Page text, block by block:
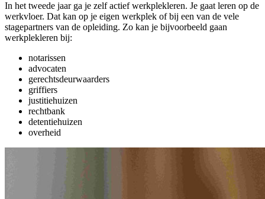
In het tweede jaar ga je zelf actief werkplekleren. Je gaat leren op de
werkvloer. Dat kan op je eigen werkplek of bij een van de vele
stage­partners van de opleiding. Zo kan je bijvoorbeeld gaan
werkplek­leren bij:
notarissen
advocaten
gerechts­deurwaarders
griffiers
justitiehuizen
rechtbank
detentiehuizen
overheid